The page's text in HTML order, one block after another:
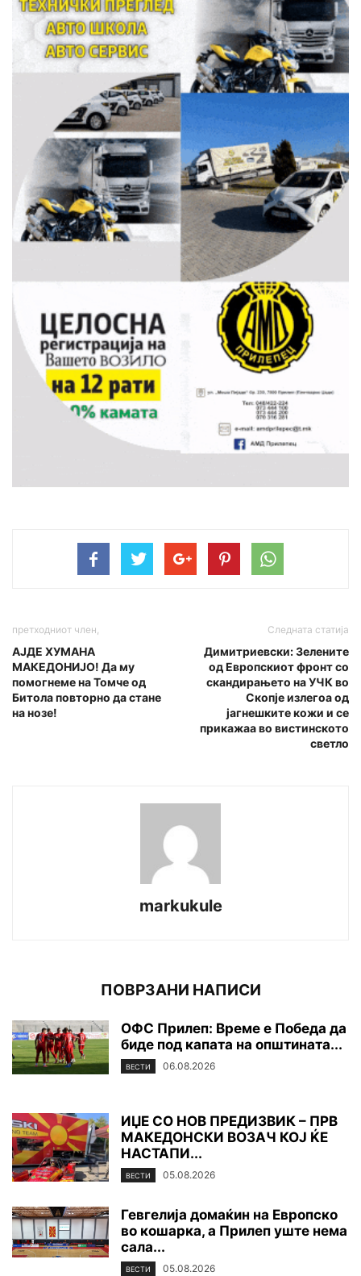
претходниот член,
АЈДЕ ХУМАНА
МАКЕДОНИЈО! Да му
помогнеме на Томче од
Битола повторно да стане
на нозе!
Следната статија
Димитриевски: Зелените
од Европскиот фронт со
скандирањето на УЧК во
Скопје излегоа од
јагнешките кожи и се
прикажаа во вистинското
светло
markukule
ПОВРЗАНИ НАПИСИ
ОФС Прилеп: Време е Победа да
биде под капата на општината...
ВЕСТИ 06.08.2026
ИЏЕ СО НОВ ПРЕДИЗВИК – ПРВ
МАКЕДОНСКИ ВОЗАЧ КОЈ ЌЕ
НАСТАПИ...
ВЕСТИ 05.08.2026
Гевгелија домаќин на Европско
во кошарка, а Прилеп уште нема
сала...
ВЕСТИ 05.08.2026